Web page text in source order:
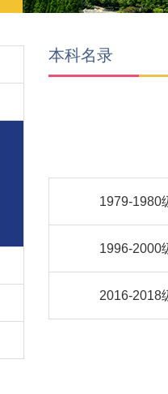
本科名录
1979-1980
1996-2000
2016-2018